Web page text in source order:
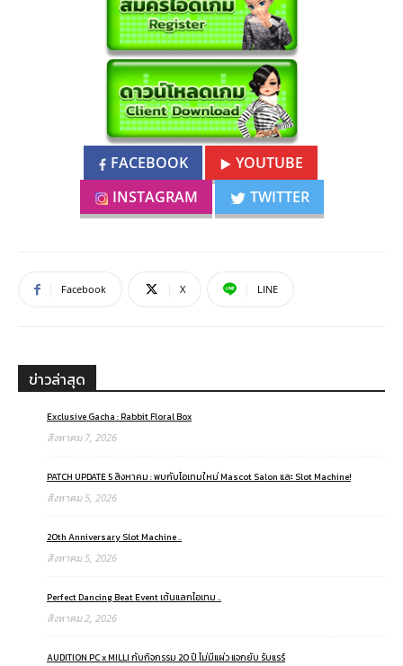
FACEBOOK
YOUTUBE
INSTAGRAM
TWITTER
Facebook X LINE
ข่าวล่าสุด
Exclusive Gacha : Rabbit Floral Box
สิงหาคม 7, 2026
PATCH UPDATE 5 สิงหาคม : พบกับไอเทมใหม่ Mascot Salon และ Slot Machine!
สิงหาคม 5, 2026
20th Anniversary Slot Machine ..
สิงหาคม 5, 2026
Perfect Dancing Beat Event เต้นแลกไอเทม ..
สิงหาคม 2, 2026
AUDITION PC x MILLI กับกิจกรรม 20 ปี ไม่มีแผ่ว แจกยับ รับแรร์